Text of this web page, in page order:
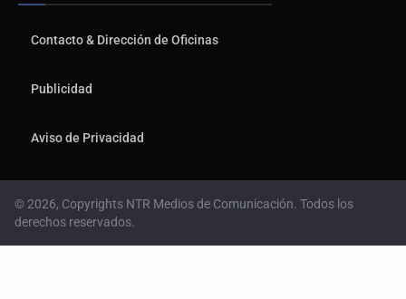
Contacto & Dirección de Oficinas
Publicidad
Aviso de Privacidad
© 2026, Copyrights NTR Medios de Comunicación. Todos los
derechos reservados.